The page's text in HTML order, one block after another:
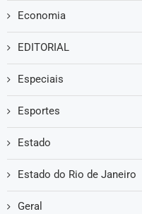
Economia
EDITORIAL
Especiais
Esportes
Estado
Estado do Rio de Janeiro
Geral